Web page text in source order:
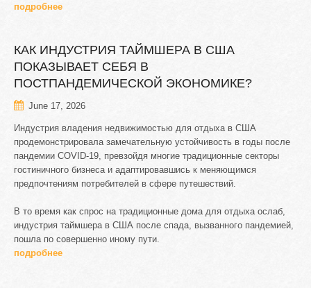
подробнее
КАК ИНДУСТРИЯ ТАЙМШЕРА В США
ПОКАЗЫВАЕТ СЕБЯ В
ПОСТПАНДЕМИЧЕСКОЙ ЭКОНОМИКЕ?
June 17, 2026
Индустрия владения недвижимостью для отдыха в США
продемонстрировала замечательную устойчивость в годы после
пандемии COVID-19, превзойдя многие традиционные секторы
гостиничного бизнеса и адаптировавшись к меняющимся
предпочтениям потребителей в сфере путешествий.
В то время как спрос на традиционные дома для отдыха ослаб,
индустрия таймшера в США после спада, вызванного пандемией,
пошла по совершенно иному пути.
подробнее